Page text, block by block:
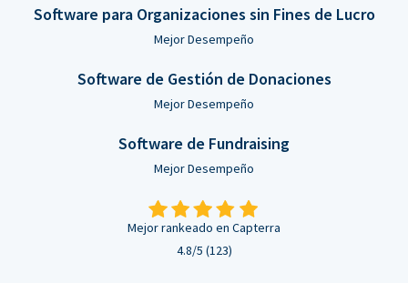
Software para Organizaciones sin Fines de Lucro
Mejor Desempeño
Software de Gestión de Donaciones
Mejor Desempeño
Software de Fundraising
Mejor Desempeño
Mejor rankeado en Capterra
4.8/5 (123)